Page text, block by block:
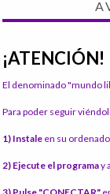
¡ATENCIÓN!
El denominado "mundo
Para poder seguir
1) Instale en su
2) Ejecute el programay